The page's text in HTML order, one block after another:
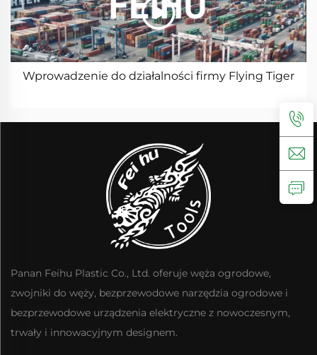
Wprowadzenie do działalności firmy Flying Tiger
Panan Feihu Plastic Co., Ltd. oferuje węża ogrodowe,
zwojniki do węży, bezprzewodowe narzędzia ogrodowe i
bezprzewodowe urządzenia elektryczne z nowoczesnym,
trwały i innowacyjnym designem.